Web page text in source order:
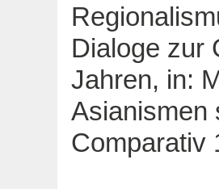
Dialoge zur
Jahren, in:
Asianismen
Comparativ